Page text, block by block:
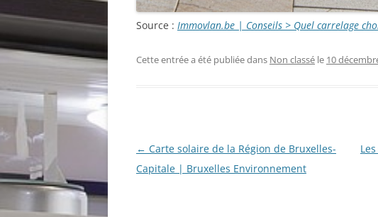
Source : Immovlan.be | Conseils > Quel carrelage
Cette entrée a été publiée dans Non classé le 10
Navigation
des
← Carte solaire de la Région de Bruxelles-
Capitale | Bruxelles Environnement